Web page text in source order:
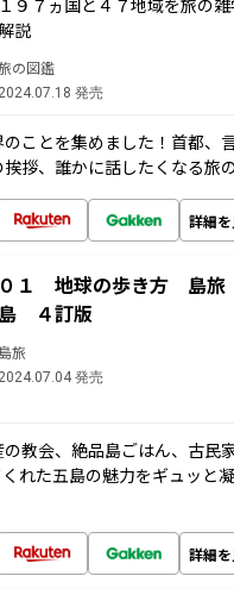
１９７ヵ国と４７地域を旅の
説
の図鑑
2024.07.18 発売
ことを集めました！首都、
拶、誰かに話したくなる旅の
詳細
０１ 地球の歩き方 島
島 ４訂版
島旅
2024.07.04 発売
教会、絶品島ごはん、古民
れた五島の魅力をギュッと凝
詳細